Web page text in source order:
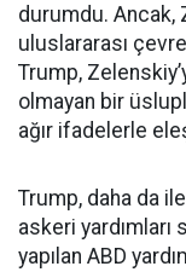
durumdu. Ancak,
uluslararası
Trump,
olmayan bir
ağır ifadelerle
Trump, daha da
askeri
yapılan ABD